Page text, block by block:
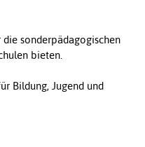
sonderpädagogischen
bieten.
Bildung, Jugend und